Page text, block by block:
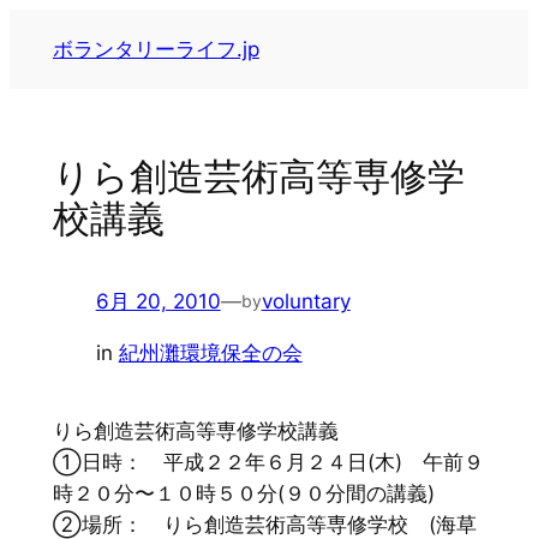
ボランタリーライフ.jp
りら創造芸術高等専修学
校講義
6月 20, 2010—byvoluntary
in 紀州灘環境保全の会
りら創造芸術高等専修学校講義
①日時： 平成２２年６月２４日(木) 午前９
時２０分〜１０時５０分(９０分間の講義)
②場所： りら創造芸術高等専修学校 (海草